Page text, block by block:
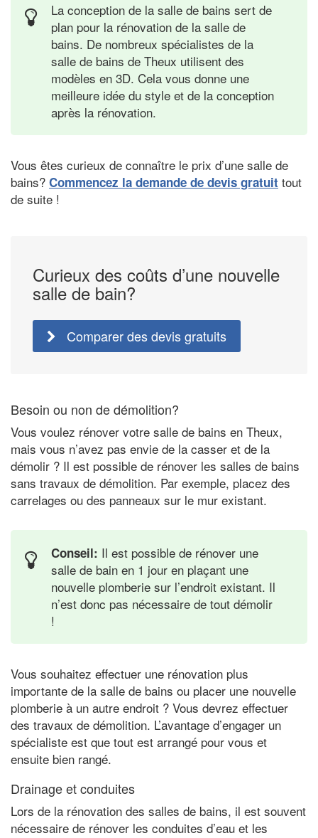
La conception de la salle de bains sert de
plan pour la rénovation de la salle de
bains. De nombreux spécialistes de la
salle de bains de Theux utilisent des
modèles en 3D. Cela vous donne une
meilleure idée du style et de la conception
après la rénovation.
Vous êtes curieux de connaître le prix d’une salle de
bains? Commencez la demande de devis gratuit tout
de suite !
Curieux des coûts d’une nouvelle
salle de bain?
Comparer des devis gratuits
Besoin ou non de démolition?
Vous voulez rénover votre salle de bains en Theux,
mais vous n’avez pas envie de la casser et de la
démolir ? Il est possible de rénover les salles de bains
sans travaux de démolition. Par exemple, placez des
carrelages ou des panneaux sur le mur existant.
Conseil: Il est possible de rénover une
salle de bain en 1 jour en plaçant une
nouvelle plomberie sur l’endroit existant. Il
n’est donc pas nécessaire de tout démolir
!
Vous souhaitez effectuer une rénovation plus
importante de la salle de bains ou placer une nouvelle
plomberie à un autre endroit ? Vous devrez effectuer
des travaux de démolition. L’avantage d’engager un
spécialiste est que tout est arrangé pour vous et
ensuite bien rangé.
Drainage et conduites
Lors de la rénovation des salles de bains, il est souvent
nécessaire de rénover les conduites d’eau et les